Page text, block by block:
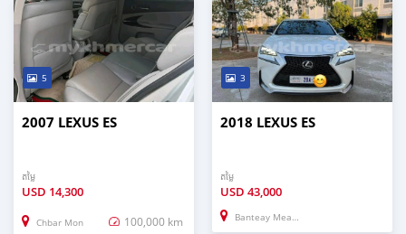
5
2007 LEXUS ES
តម្លៃ
USD 14,300
Chbar Mon 100,000 km
3
2018 LEXUS ES
តម្លៃ
USD 43,000
Banteay Meanchey